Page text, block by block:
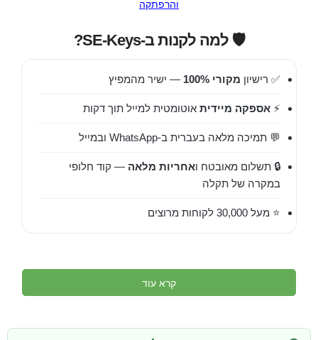
והרפתקה
🛡️ למה לקנות ב-SE-Keys?
✅ רישיון מקורי 100% — ישיר מהמפיץ
⚡ אספקה מיידית אוטומטית למייל תוך דקות
💬 תמיכה מלאה בעברית ב-WhatsApp ובמייל
🔒 תשלום מאובטח ואחריות מלאה — קוד חלופי
במקרה של תקלה
⭐ מעל 30,000 לקוחות מרוצים
קרא עוד